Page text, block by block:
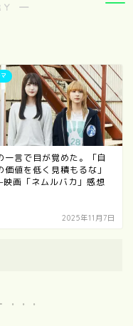
―
一言で目が覚めた。「自
価値を低く見積もるな」
画「ネムルバカ」感想
2025年11月7日